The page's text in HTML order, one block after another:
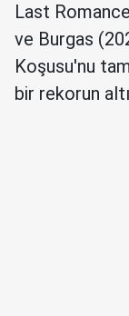
Last
ve Burgas
Koşusu'nu
bir rekorun